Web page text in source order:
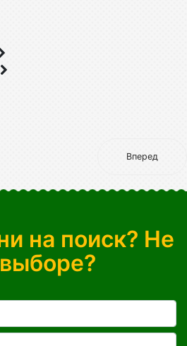
Вперед
на поиск? Не